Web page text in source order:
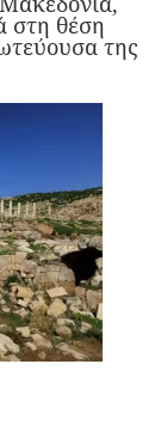
στη θέση
της